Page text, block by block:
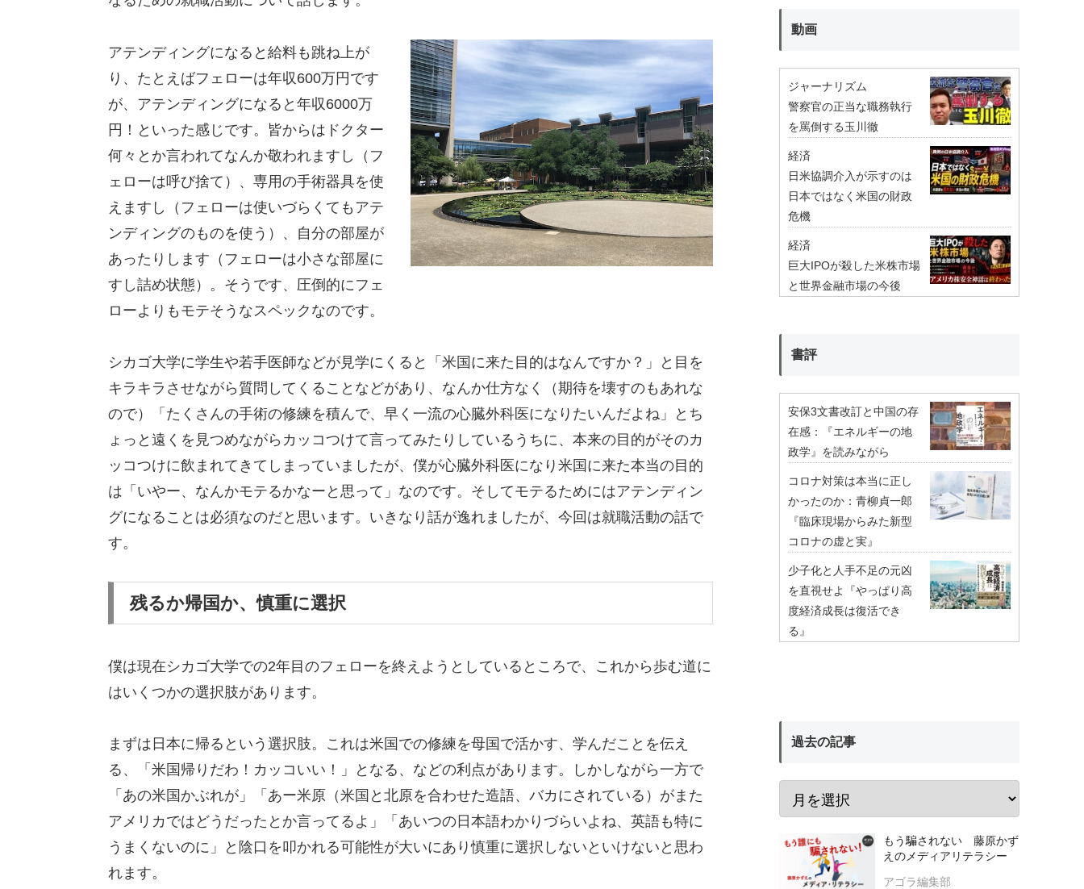
アテンディングになると給料も跳ね上が
り、たとえばフェローは年収600万円です
が、アテンディングになると年収6000万
円！といった感じです。皆からはドクター
何々とか言われてなんか敬われますし（フ
ェローは呼び捨て）、専用の手術器具を使
えますし（フェローは使いづらくてもアテ
ンディングのものを使う）、自分の部屋が
あったりします（フェローは小さな部屋に
すし詰め状態）。そうです、圧倒的にフェ
ローよりもモテそうなスペックなのです。
シカゴ大学に学生や若手医師などが見学にくると「米国に来た目的はなんですか？」と目を
キラキラさせながら質問してくることなどがあり、なんか仕方なく（期待を壊すのもあれな
ので）「たくさんの手術の修練を積んで、早く一流の心臓外科医になりたいんだよね」とち
ょっと遠くを見つめながらカッコつけて言ってみたりしているうちに、本来の目的がそのカ
ッコつけに飲まれてきてしまっていましたが、僕が心臓外科医になり米国に来た本当の目的
は「いやー、なんかモテるかなーと思って」なのです。そしてモテるためにはアテンディン
グになることは必須なのだと思います。いきなり話が逸れましたが、今回は就職活動の話で
す。
残るか帰国か、慎重に選択
僕は現在シカゴ大学での2年目のフェローを終えようとしているところで、これから歩む道に
はいくつかの選択肢があります。
まずは日本に帰るという選択肢。これは米国での修練を母国で活かす、学んだことを伝え
る、「米国帰りだわ！カッコいい！」となる、などの利点があります。しかしながら一方で
「あの米国かぶれが」「あー米原（米国と北原を合わせた造語、バカにされている）がまた
アメリカではどうだったとか言ってるよ」「あいつの日本語わかりづらいよね、英語も特に
うまくないのに」と陰口を叩かれる可能性が大いにあり慎重に選択しないといけないと思わ
れます。
動画
ジャーナリズム
警察官の正当な職務執行
を罵倒する玉川徹
経済
日米協調介入が示すのは
日本ではなく米国の財政
危機
経済
巨大IPOが殺した米株市場
と世界金融市場の今後
書評
安保3文書改訂と中国の存
在感：『エネルギーの地
政学』を読みながら
コロナ対策は本当に正し
かったのか：青柳貞一郎
『臨床現場からみた新型
コロナの虚と実』
少子化と人手不足の元凶
を直視せよ『やっぱり高
度経済成長は復活でき
る』
過去の記事
もう騙されない 藤原かず
えのメディアリテラシー
アゴラ編集部